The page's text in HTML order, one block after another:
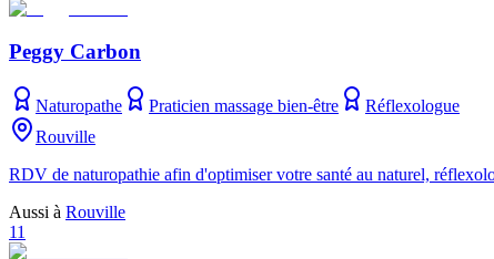
Peggy Carbon
Naturopathe Praticien massage bien-être
Réflexologue
Rouville
RDV de naturopathie afin d'optimiser votre santé au naturel,
Aussi à Rouville
11